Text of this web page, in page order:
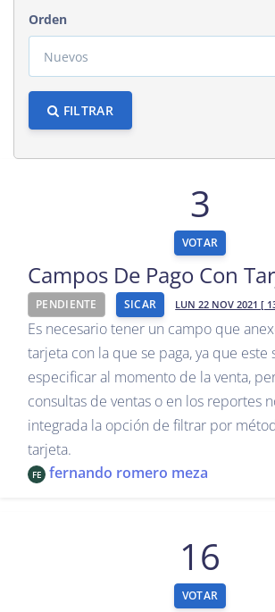
Orden
FILTRAR
3
VOTAR
Campos De Pago Con
PENDIENTE SICAR LUN 22 NOV 2021 [
Es necesario tener un campo que
tarjeta con la que se paga, ya que este
especificar al momento de la venta,
consultas de ventas o en los reportes
integrada la opción de filtrar por
tarjeta.
FE fernando romero meza
16
VOTAR